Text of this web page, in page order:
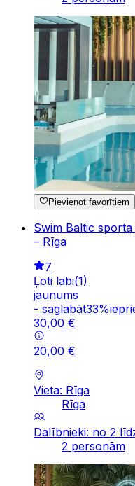
Pievienot favorītiem
Swim Baltic
– Rīga
7
Ļoti labi(1)
jaunums
- saglabāt33%
30,00 €
20,00 €
Vieta: Rīga
Rīga
Dalībnieki: no 2
2 personām